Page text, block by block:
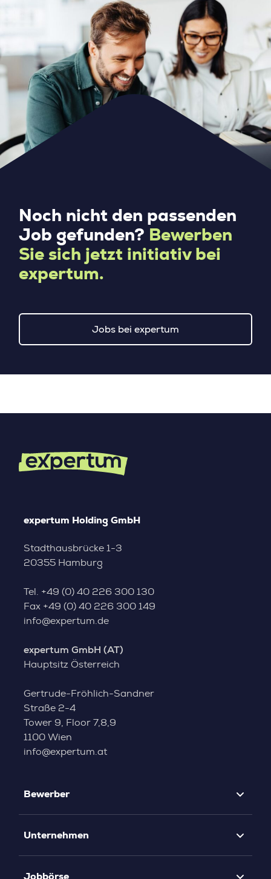
Noch nicht den passenden
Job gefunden? Bewerben
Sie sich jetzt initiativ bei
expertum.
Jobs bei expertum
expertum Holding GmbH
Stadthausbrücke 1-3
20355 Hamburg
Tel. +49 (0) 40 226 300 130
Fax +49 (0) 40 226 300 149
info@expertum.de
expertum GmbH (AT)
Hauptsitz Österreich
Gertrude-Fröhlich-Sandner
Straße 2-4
Tower 9, Floor 7,8,9
1100 Wien
info@expertum.at
Bewerber
Unternehmen
Jobbörse